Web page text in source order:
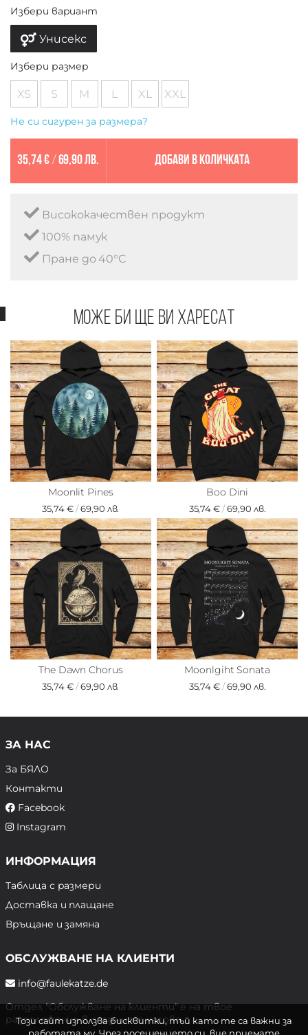
Избери вариант
Унисекс
Избери размер
XS S M L XL XXL
Не си сигурен за размера?
35,74 €/ 69,90 лв. Добави в количката
Висококачествен продукт
100% памук
Пране до 40°C
Може би ще ви харесат
Moonlit Pines
35,74 €/69,90 лв.
Boo Dini
35,74 €/69,90 лв.
The Dawn Chorus
35,74 €/69,90 лв.
Moonlgiht Sonata
35,74 €/69,90 лв.
ЗА НАС
За БЯЛО
Контакти
Facebook
Instagram
ИНФОРМАЦИЯ
Таблица с размери
Доставка и плащане
Връщане и замяна
ОБСЛУЖВАНЕ НА КЛИЕНТИ
info@faulekatze.de
Отдел "Обслужване на клиенти" е на твое
разположение в следните часове:
Този сайт използва бисквитки, тъй като те са важни за